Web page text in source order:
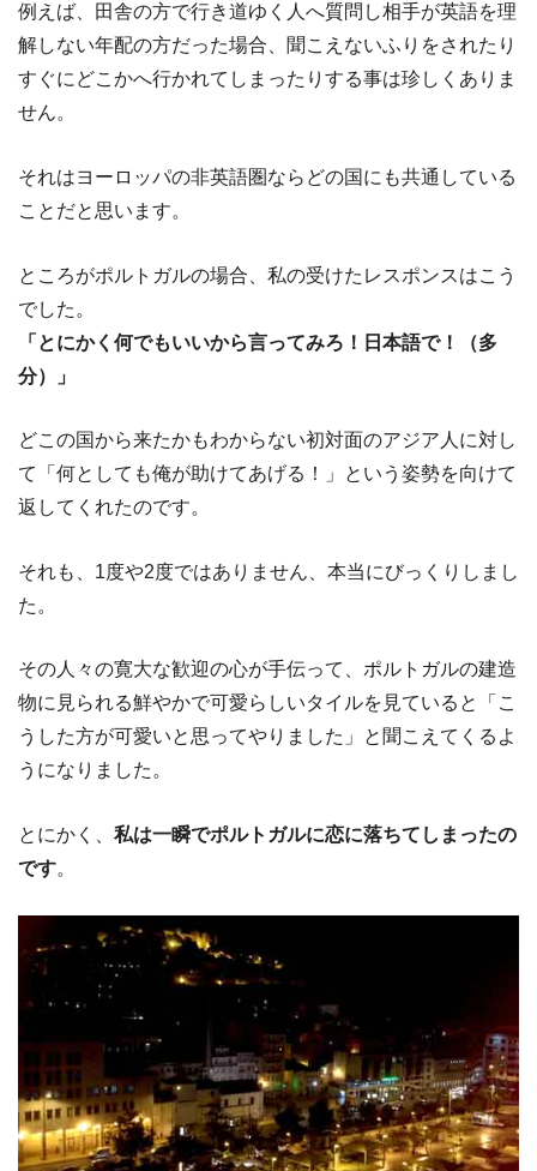
例えば、田舎の方で行き道ゆく人へ質問し相手が英語を理
解しない年配の方だった場合、聞こえないふりをされたり
すぐにどこかへ行かれてしまったりする事は珍しくありま
せん。
それはヨーロッパの非英語圏ならどの国にも共通している
ことだと思います。
ところがポルトガルの場合、私の受けたレスポンスはこう
でした。
「とにかく何でもいいから言ってみろ！日本語で！（多
分）」
どこの国から来たかもわからない初対面のアジア人に対し
て「何としても俺が助けてあげる！」という姿勢を向けて
返してくれたのです。
それも、1度や2度ではありません、本当にびっくりしまし
た。
その人々の寛大な歓迎の心が手伝って、ポルトガルの建造
物に見られる鮮やかで可愛らしいタイルを見ていると「こ
うした方が可愛いと思ってやりました」と聞こえてくるよ
うになりました。
とにかく、 私は一瞬でポルトガルに恋に落ちてしまったの
です。